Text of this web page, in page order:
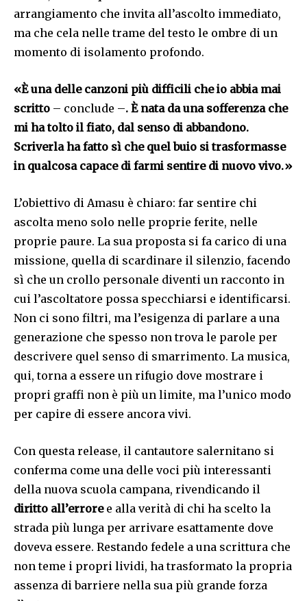
arrangiamento che invita all’ascolto immediato,
ma che cela nelle trame del testo le ombre di un
momento di isolamento profondo.
«È una delle canzoni più difficili che io abbia mai
scritto – conclude –. È nata da una sofferenza che
mi ha tolto il fiato, dal senso di abbandono.
Scriverla ha fatto sì che quel buio si trasformasse
in qualcosa capace di farmi sentire di nuovo vivo.»
L’obiettivo di Amasu è chiaro: far sentire chi
ascolta meno solo nelle proprie ferite, nelle
proprie paure. La sua proposta si fa carico di una
missione, quella di scardinare il silenzio, facendo
sì che un crollo personale diventi un racconto in
cui l’ascoltatore possa specchiarsi e identificarsi.
Non ci sono filtri, ma l’esigenza di parlare a una
generazione che spesso non trova le parole per
descrivere quel senso di smarrimento. La musica,
qui, torna a essere un rifugio dove mostrare i
propri graffi non è più un limite, ma l’unico modo
per capire di essere ancora vivi.
Con questa release, il cantautore salernitano si
conferma come una delle voci più interessanti
della nuova scuola campana, rivendicando il
diritto all’erroree alla verità di chi ha scelto la
strada più lunga per arrivare esattamente dove
doveva essere. Restando fedele a una scrittura che
non teme i propri lividi, ha trasformato la propria
assenza di barriere nella sua più grande forza